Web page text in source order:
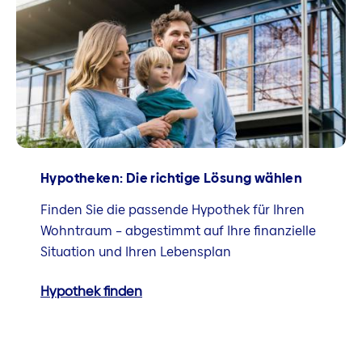
Hypotheken: Die richtige Lösung wählen
Finden Sie die passende Hypothek für Ihren
Wohntraum – abgestimmt auf Ihre finanzielle
Situation und Ihren Lebensplan
Hypothek finden